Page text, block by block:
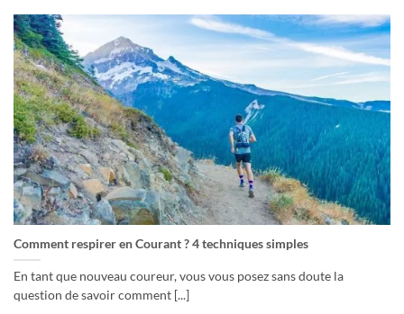
Comment respirer en Courant ? 4 techniques simples
En tant que nouveau coureur, vous vous posez sans doute la
question de savoir comment [...]